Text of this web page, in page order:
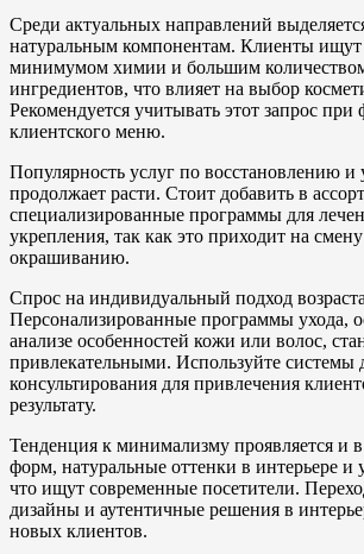
Среди актуальных направлений
натуральным компонентам. Клиенты
минимумом химии и большим
ингредиентов, что влияет на выбор
Рекомендуется учитывать этот запрос
клиентского меню.
Популярность услуг по восстановлению и
продолжает расти. Стоит добавить в
специализированные программы для
укрепления, так как это приходит на
окрашиванию.
Спрос на индивидуальный подход
Персонализированные программы ухода,
анализе особенностей кожи или волос,
привлекательными. Используйте системы
консультирования для привлечения
результату.
Тенденция к минимализму проявляется и в
форм, натуральные оттенки в интерьере и
что ищут современные посетители.
дизайны и аутентичные решения в
новых клиентов.